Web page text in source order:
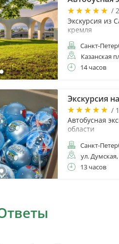
/
Экскурсия из
кремля
Санкт-
Казанская
14 часов
Экскурсия
/
Автобусная
области
Санкт-
ул. Думская,
13 часов